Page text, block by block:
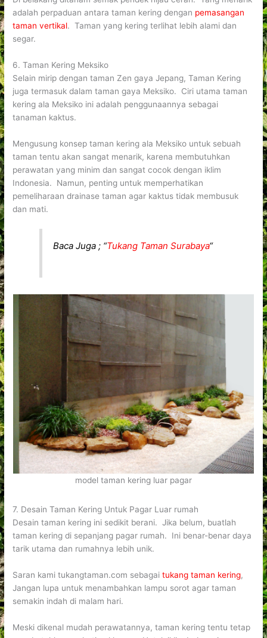
adalah perpaduan antara taman kering dengan pemasangan
taman vertikal. Taman yang kering terlihat lebih alami dan
segar.
6. Taman Kering Meksiko
Selain mirip dengan taman Zen gaya Jepang, Taman Kering
juga termasuk dalam taman gaya Meksiko. Ciri utama taman
kering ala Meksiko ini adalah penggunaannya sebagai
tanaman kaktus.
Mengusung konsep taman kering ala Meksiko untuk sebuah
taman tentu akan sangat menarik, karena membutuhkan
perawatan yang minim dan sangat cocok dengan iklim
Indonesia. Namun, penting untuk memperhatikan
pemeliharaan drainase taman agar kaktus tidak membusuk
dan mati.
Baca Juga ; “Tukang Taman Surabaya“
model taman kering luar pagar
7. Desain Taman Kering Untuk Pagar Luar rumah
Desain taman kering ini sedikit berani. Jika belum, buatlah
taman kering di sepanjang pagar rumah. Ini benar-benar daya
tarik utama dan rumahnya lebih unik.
Saran kami tukangtaman.com sebagaitukang taman kering,
Jangan lupa untuk menambahkan lampu sorot agar taman
semakin indah di malam hari.
Meski dikenal mudah perawatannya, taman kering tentu tetap